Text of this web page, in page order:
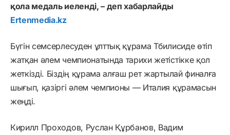
қола медаль иеленді, – деп хабарлайды
Ertenmedia.kz
Бүгін семсерлесуден ұлттық құрама Тбилисиде өтіп
жатқан әлем чемпионатында тарихи жетістікке қол
жеткізді. Біздің құрама алғаш рет жартылай финалға
шығып, қазіргі әлем чемпионы — Италия құрамасын
жеңді.
Кирилл Проходов, Руслан Құрбанов, Вадим